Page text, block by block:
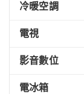
冷暖空調
電視
影音數位
電冰箱